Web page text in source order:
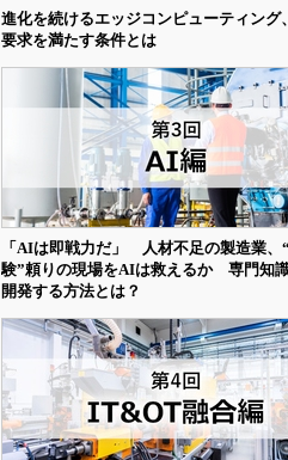
進化を続けるエッジコンピューティング
要求を満たす条件とは
「AIは即戦力だ」 人材不足の製造業、
験”頼りの現場をAIは救えるか 専門知
開発する方法とは？